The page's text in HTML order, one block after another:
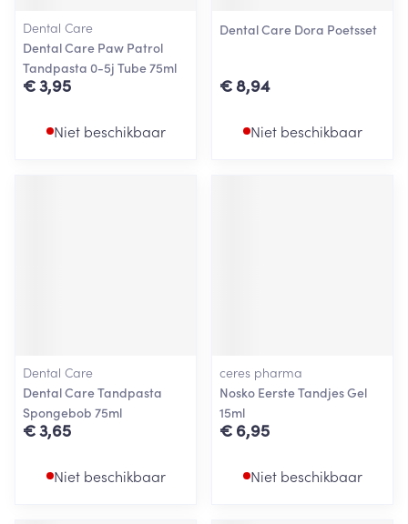
Dental Care
Dental Care Paw Patrol
Tandpasta 0-5j Tube 75ml
€ 3,95
Niet beschikbaar
Dental Care Dora Poetsset
€ 8,94
Niet beschikbaar
Dental Care
Dental Care Tandpasta
Spongebob 75ml
€ 3,65
Niet beschikbaar
ceres pharma
Nosko Eerste Tandjes Gel
15ml
€ 6,95
Niet beschikbaar